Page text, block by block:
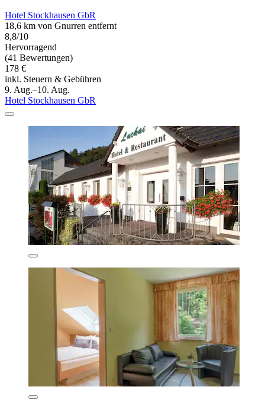
Hotel Stockhausen GbR
18,6 km von Gnurren entfernt
8,8/10
Hervorragend
(41 Bewertungen)
178 €
inkl. Steuern & Gebühren
9. Aug.–10. Aug.
Hotel Stockhausen GbR